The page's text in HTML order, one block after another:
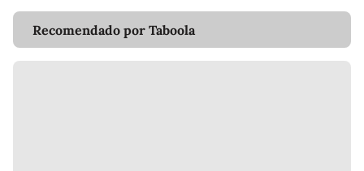
Recomendado por Taboola